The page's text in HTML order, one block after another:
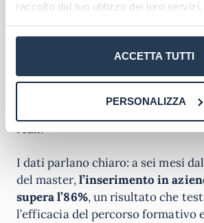
raccolto dal tuo utilizzo dei loro servizi.
ACCETTA TUTTI
PERSONALIZZA
Risorse Umane è uno dei suoi
significativi. Make It So
aziende partner attraverso un
dedicato, offrendo ai partecipanti
mettere immediatamente in
reali.
I dati parlano chiaro: a sei mesi
del master,l’inserimento in
supera l’86%, un risultato che
l’efficacia del percorso formativo